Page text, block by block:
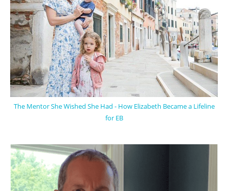
The Mentor She Wished She Had - How Elizabeth Became a Lifeline
for EB